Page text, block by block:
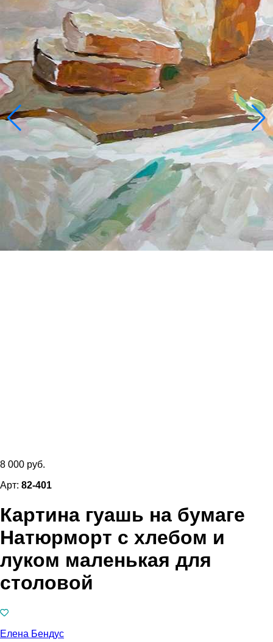
8 000 руб.
Арт: 82-401
Картина гуашь на бумаге
Натюрморт с хлебом и
луком маленькая для
столовой
Елена Бендус